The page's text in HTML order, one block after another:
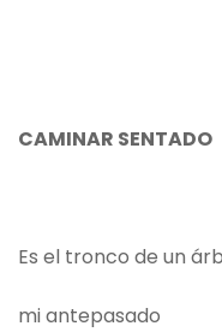
CAMINAR SENTADO
Es el tronco de un
mi antepasado